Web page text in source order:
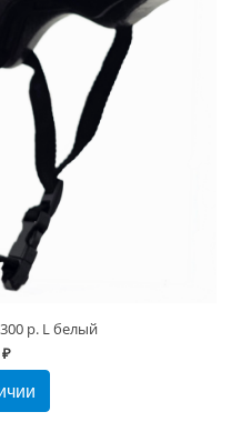
р. L белый